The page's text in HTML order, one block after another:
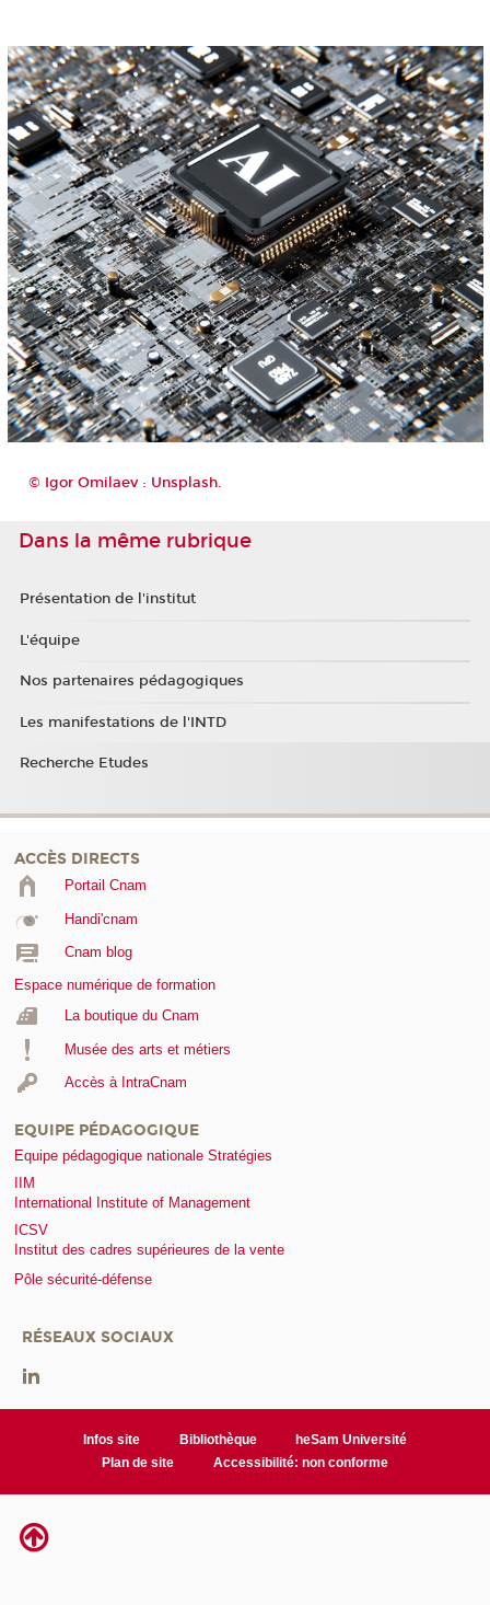
© Igor Omilaev : Unsplash.
Dans la même rubrique
Présentation de l'institut
L'équipe
Nos partenaires pédagogiques
Les manifestations de l'INTD
Recherche Etudes
ACCÈS DIRECTS
Portail Cnam
Handi'cnam
Cnam blog
Espace numérique de formation
La boutique du Cnam
Musée des arts et métiers
Accès à IntraCnam
EQUIPE PÉDAGOGIQUE
Equipe pédagogique nationale Stratégies
IIM
International Institute of Management
ICSV
Institut des cadres supérieures de la vente
Pôle sécurité-défense
RÉSEAUX SOCIAUX
Infos site Bibliothèque
heSam Université
Plan de site
Accessibilité: non conforme